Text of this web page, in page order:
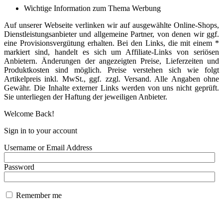
Wichtige Information zum Thema Werbung
Auf unserer Webseite verlinken wir auf ausgewählte Online-Shops,
Dienstleistungsanbieter und allgemeine Partner, von denen wir ggf.
eine Provisionsvergütung erhalten. Bei den Links, die mit einem *
markiert sind, handelt es sich um Affiliate-Links von seriösen
Anbietern. Änderungen der angezeigten Preise, Lieferzeiten und
Produktkosten sind möglich. Preise verstehen sich wie folgt
Artikelpreis inkl. MwSt., ggf. zzgl. Versand. Alle Angaben ohne
Gewähr. Die Inhalte externer Links werden von uns nicht geprüft.
Sie unterliegen der Haftung der jeweiligen Anbieter.
Welcome Back!
Sign in to your account
Username or Email Address
Password
Remember me